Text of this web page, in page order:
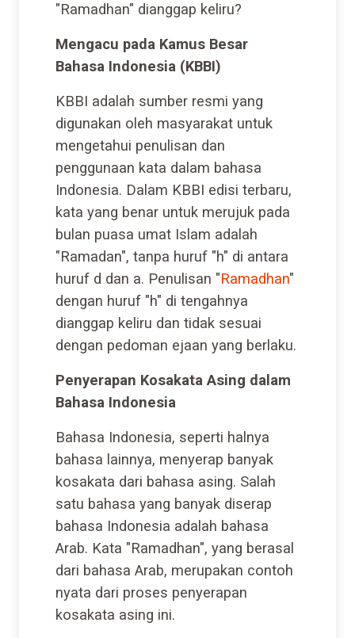
"Ramadhan" dianggap keliru?
Mengacu pada Kamus Besar
Bahasa Indonesia (KBBI)
KBBI adalah sumber resmi yang
digunakan oleh masyarakat untuk
mengetahui penulisan dan
penggunaan kata dalam bahasa
Indonesia. Dalam KBBI edisi terbaru,
kata yang benar untuk merujuk pada
bulan puasa umat Islam adalah
"Ramadan", tanpa huruf "h" di antara
huruf d dan a. Penulisan "Ramadhan"
dengan huruf "h" di tengahnya
dianggap keliru dan tidak sesuai
dengan pedoman ejaan yang berlaku.
Penyerapan Kosakata Asing dalam
Bahasa Indonesia
Bahasa Indonesia, seperti halnya
bahasa lainnya, menyerap banyak
kosakata dari bahasa asing. Salah
satu bahasa yang banyak diserap
bahasa Indonesia adalah bahasa
Arab. Kata "Ramadhan", yang berasal
dari bahasa Arab, merupakan contoh
nyata dari proses penyerapan
kosakata asing ini.